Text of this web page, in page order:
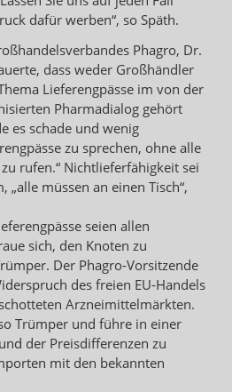
dafür werben“, so Späth.
Phagro, Dr.
dass weder Großhändler
Lieferengpässe im von der
Pharmadialog gehört
es schade und wenig
zu sprechen, ohne alle
rufen.“ Nichtlieferfähigkeit sei
„alle müssen an einen Tisch“,
seien allen
sich, den Knoten zu
Der Phagro-Vorsitzende
des freien EU-Handels
Arzneimittelmärkten.
Trümper und führe in einer
der Preisdifferenzen zu
mit den bekannten